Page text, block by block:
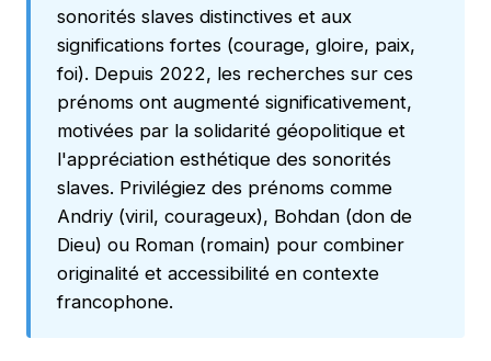
sonorités slaves distinctives et aux
significations fortes (courage, gloire, paix,
foi). Depuis 2022, les recherches sur ces
prénoms ont augmenté significativement,
motivées par la solidarité géopolitique et
l'appréciation esthétique des sonorités
slaves. Privilégiez des prénoms comme
Andriy (viril, courageux), Bohdan (don de
Dieu) ou Roman (romain) pour combiner
originalité et accessibilité en contexte
francophone.